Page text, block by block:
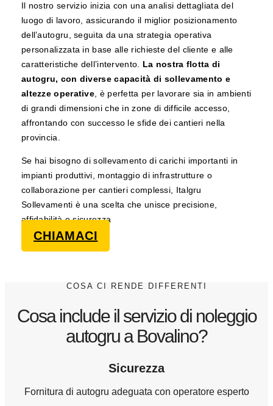
Il nostro servizio inizia con una analisi dettagliata del
luogo di lavoro, assicurando il miglior posizionamento
dell’autogru, seguita da una strategia operativa
personalizzata in base alle richieste del cliente e alle
caratteristiche dell’intervento. La nostra flotta di
autogru, con diverse capacità di sollevamento e
altezze operative, è perfetta per lavorare sia in ambienti
di grandi dimensioni che in zone di difficile accesso,
affrontando con successo le sfide dei cantieri nella
provincia.
Se hai bisogno di sollevamento di carichi importanti in
impianti produttivi, montaggio di infrastrutture o
collaborazione per cantieri complessi, Italgru
Sollevamenti è una scelta che unisce precisione,
affidabilità e sicurezza
CHIAMACI
COSA CI RENDE DIFFERENTI
Cosa include il servizio di noleggio
autogru a Bovalino?
Sicurezza
Fornitura di autogru adeguata con operatore esperto